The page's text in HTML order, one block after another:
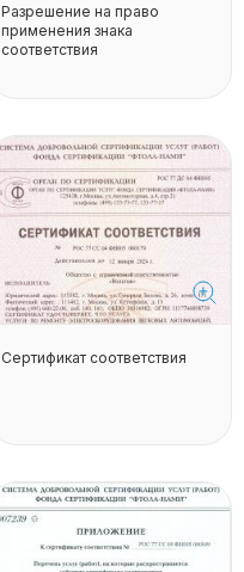
Разрешение на право
применения знака
соответствия
Сертификат соответствия